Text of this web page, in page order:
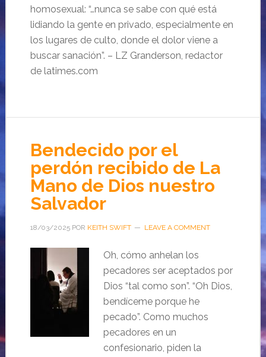
homosexual: “…nunca se sabe con qué está
lidiando la gente en privado, especialmente en
los lugares de culto, donde el dolor viene a
buscar sanación”. – LZ Granderson, redactor
de latimes.com
Bendecido por el
perdón recibido de La
Mano de Dios nuestro
Salvador
18/03/2025POR KEITH SWIFT LEAVE A COMMENT
Oh, cómo anhelan los
pecadores ser aceptados por
Dios “tal como son”. “Oh Dios,
bendíceme porque he
pecado”. Como muchos
pecadores en un
confesionario, piden la